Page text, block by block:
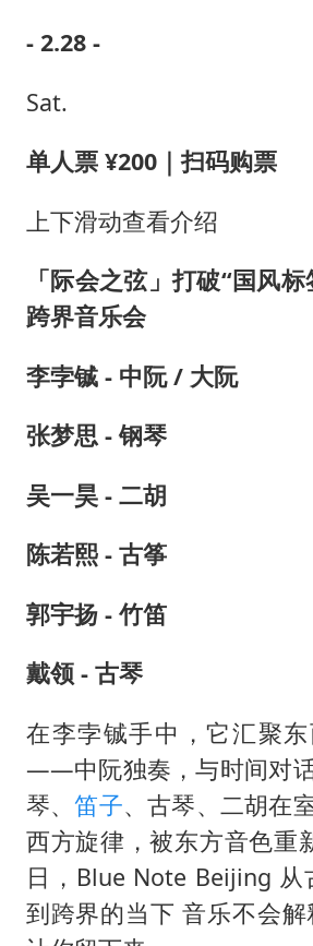
- 2.28 -
Sat.
单人票 ¥200｜扫码购票
上下滑动查看介绍
「际会之弦」打破“国风
跨界音乐会
李孛铖 - 中阮 / 大阮
张梦思 - 钢琴
吴一昊 - 二胡
陈若熙 - 古筝
郭宇扬 - 竹笛
戴领 - 古琴
在李孛铖手中，它汇聚
——中阮独奏，与时间对
琴、笛子、古琴、二胡在
西方旋律，被东方音色重
日，Blue Note Beijing
到跨界的当下 音乐不会